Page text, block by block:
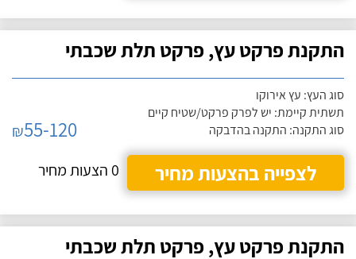
התקנת פרקט עץ, פרקט תלת שכבתי
סוג העץ: עץ אירוקו
תשתית קיימת: יש לפרק פרקט/שטיח קיים
סוג התקנה: התקנה בהדבקה
₪55-120
לצפייה בהצעות מחיר
0 הצעות מחיר
התקנת פרקט עץ, פרקט תלת שכבתי